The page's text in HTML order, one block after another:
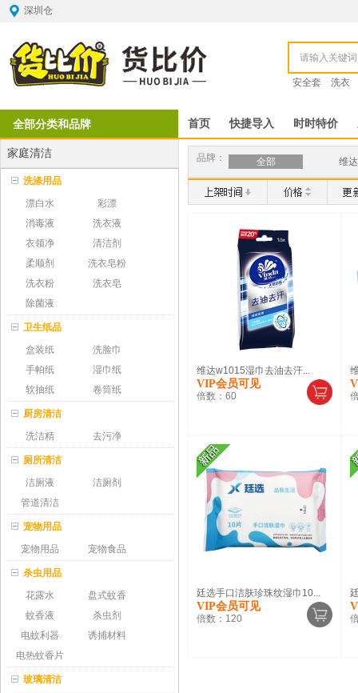
深圳仓
安全套 洗衣
全部分类和品牌 首页 快捷导入 时时特价
家庭清洁
洗涤用品
漂白水
彩漂
消毒液
洗衣液
衣领净
清洁剂
柔顺剂
洗衣皂粉
洗衣粉
洗衣皂
除菌液
卫生纸品
盒装纸
洗脸巾
手帕纸
湿巾纸
软抽纸
卷筒纸
厨房清洁
洗洁精
去污净
厕所清洁
洁厕液
洁厕剂
管道清洁
宠物用品
宠物用品
宠物食品
杀虫用品
花露水
盘式蚊香
蚊香液
杀虫剂
电蚊利器
诱捕材料
电热蚊香片
玻璃清洁
品牌： 全部 维达
维达w1015湿巾去油去汗...
VIP会员可见
倍数： 60
廷选手口洁肤珍珠纹湿巾10...
VIP会员可见
倍数： 120